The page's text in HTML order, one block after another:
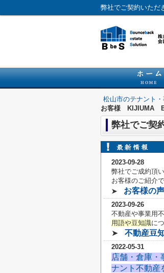
弊社でご契約いた
松山市のテナント
お客様 KIJIUMA
弊社でご契
2023-09-28
弊社でご成約頂
お客様のご紹介
➤
お客様の声
2023-09-26
不動産や事業用
用語や豆知識に
➤ 不動産豆
2022-05-31
店舗・倉庫・
ナント不動産